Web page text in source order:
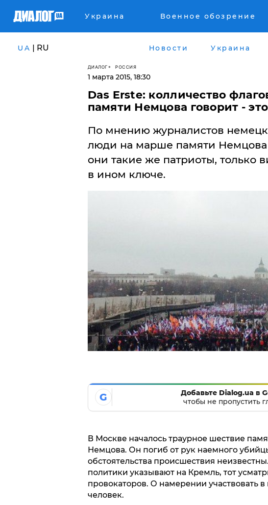
Украина Военное обозрение
UA | RU Новости Украина
ДИАЛОГ РОССИЯ
1 марта 2015, 18:30
Das Erste: колличество
памяти Немцова говорит -
По мнению журналистов
люди на марше памяти Немцова
они такие же патриоты, только
в ином ключе.
G
Добавьте Dialog.ua в
чтобы не пропустить
В Москве началось траурное шествие
Немцова. Он погиб от рук наемного
обстоятельства происшествия
политики указывают на Кремль, тот
провокаторов. О намерении участвовать
человек.